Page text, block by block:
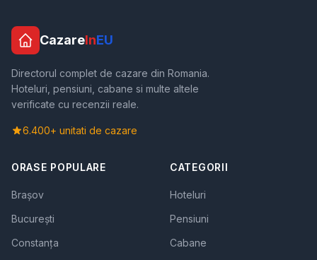
CazareInEU
Directorul complet de cazare din Romania.
Hoteluri, pensiuni, cabane si multe altele
verificate cu recenzii reale.
6.400+ unitati de cazare
ORASE POPULARE
Brașov
București
Constanța
CATEGORII
Hoteluri
Pensiuni
Cabane